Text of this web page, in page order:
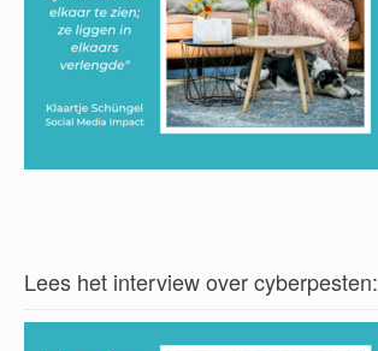
Lees het interview over cyberpesten: